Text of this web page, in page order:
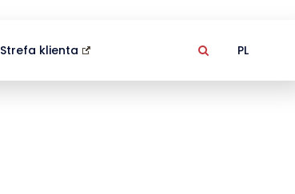
Strefa klienta PL